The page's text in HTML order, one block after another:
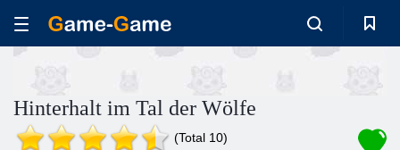
Hinterhalt im Tal der Wölfe
(Total 10)